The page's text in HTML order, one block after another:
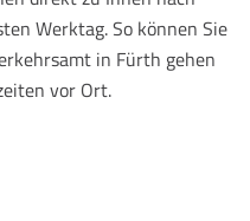
Werktag. So können Sie
in Fürth gehen
vor Ort.